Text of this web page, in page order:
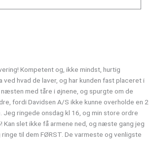
Kompetent og, ikke mindst, hurtig
ved hvad de laver, og har kunden fast placeret i
med tåre i øjnene, og spurgte om de
fordi Davidsen A/S ikke kunne overholde en 2
Jeg ringede onsdag kl 16, og min store ordre
Kan slet ikke få armene ned, og næste gang jeg
til dem FØRST. De varmeste og venligste